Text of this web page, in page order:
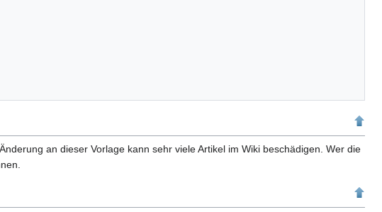
an dieser Vorlage kann sehr viele Artikel im Wiki beschädigen. Wer die